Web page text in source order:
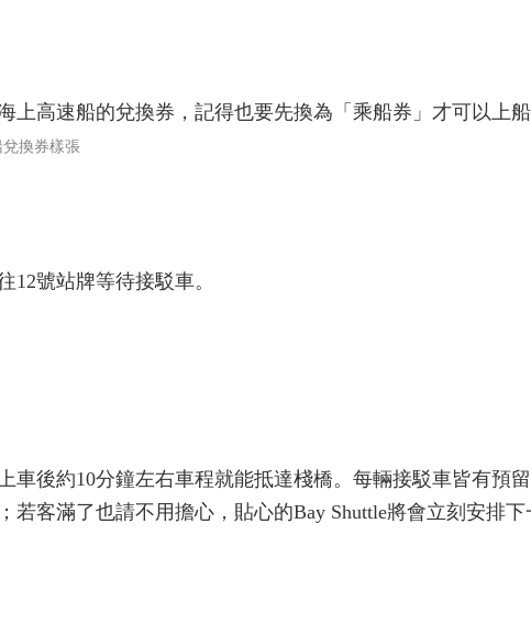
上高速船的兌換券，記得也要先換為「乘船券」才可以上船
換券樣張
12號站牌等待接駁車。
車後約10分鐘左右車程就能抵達棧橋。每輛接駁車皆有預
若客滿了也請不用擔心，貼心的Bay Shuttle將會立刻安排下